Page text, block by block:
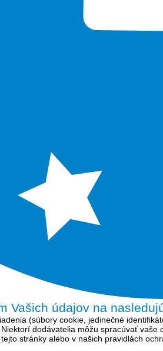
Vašich údajov na
(súbory cookie, jedinečné
dodávatelia môžu spracúvať
stránky alebo v našich pravidlách